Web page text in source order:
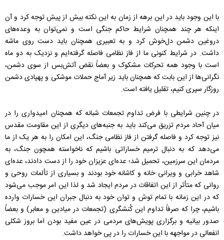
با این وجود باید در این برهه از زمان به این نکته بیش از پیش توجه کرد و آن
اینکه هر چند همچنان شرایط حاکم جنگی است و نمی‌توان به وعده‌های
دروغین دشمن دل‌خوش کرد و به تعبیری همچنان باید دست روی ماشه
داشت. در شرایط کنونی ما از فاز نظامی فاصله گرفته‌ایم و نزدیک به دو ماه
است با وجود همه تحرکات مشکوک و بعضاً نقض آتش‌بس از سوی دشمن،
نگرانی‌ها از این بابت که همچنان باید زیر آماج حملات موشکی و پهپادی دشمن
روزگار سپری کنیم، تقلیل یافته است.
در چنین شرایطی با فرض تداوم تجمعات شبانه که همچنان امیدواری را در
میان آحاد مردم تزریق می‌کند باید به جنبه‌های دیگری از این مقاومت مقدس
نیز توجه کرد و فاصله گرفتن از فاز نظامی جنگ، این امکان را به هر یک از ما
می‌دهد که به دنبال ترمیم خساراتی باشیم که ناخواسته همچون جنگ، به
مردمان این سرزمین، تحمیل شد؛ عده‌ای عزیزان خود را از دست دادند، عده‌ای
شاهد خرابی و ویرانی خانه و کاشانه خود بودند و بسیاری از تألمات روحی و
روانی که متأثر از این اتفاقات در مردم ایجاد شد و لذا این امر موجب می‌شود
که در این زمانه با تمام توش و توان خود به دنبال جبران این خسارات وارده
باشیم، چرا که صرفاً تداوم این کُنشگری (تجمعات در میادین و معابر) و بعضاً
صدور بیانیه و برگزاری پویش‌های مردمی در عین مفید بودن اما بروز شکلی
انفعالی در مواجهه با این خسارات را در پی خواهد داشت.